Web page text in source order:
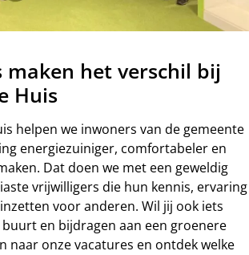
het verschil bij
Huis
helpen we inwoners van de gemeente
energiezuiniger, comfortabeler en
Dat doen we met een geweldig
vrijwilligers die hun kennis, ervaring
voor anderen. Wil jij ook iets
en bijdragen aan een groenere
naar onze vacatures en ontdek welke